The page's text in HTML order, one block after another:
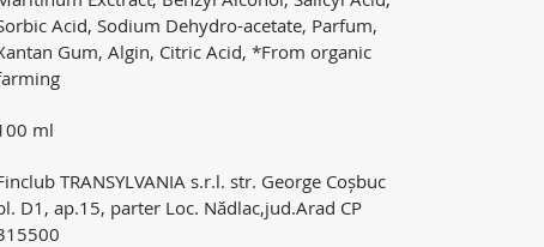
Acid, Sodium Dehydro-acetate, Parfum,
Gum, Algin, Citric Acid, *From organic
ml
TRANSYLVANIA s.r.l. str. George Coșbuc
D1, ap.15, parter Loc. Nădlac,jud.Arad CP